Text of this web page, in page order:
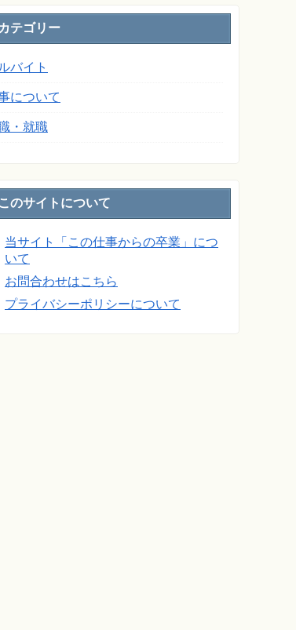
カテゴリー
バイト
について
・就職
このサイトについて
当サイト「この仕事からの卒業」につ
いて
お問合わせはこちら
プライバシーポリシーについて